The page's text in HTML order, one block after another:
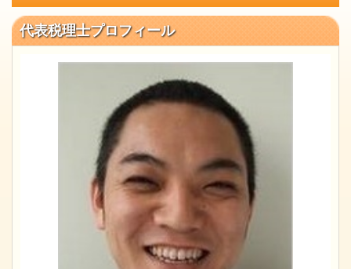
代表税理士プロフィール